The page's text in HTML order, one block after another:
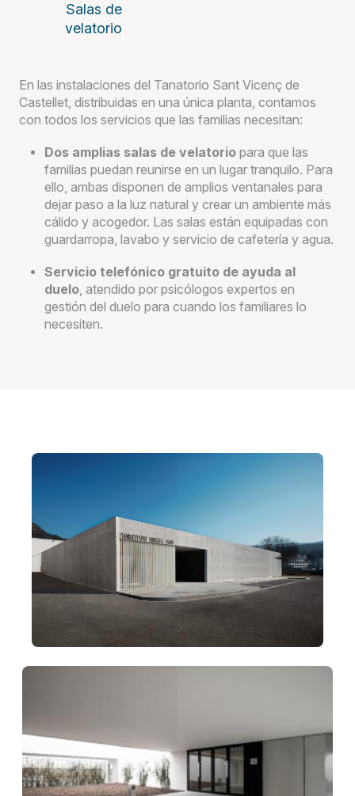
Salas de
velatorio
En las instalaciones del Tanatorio Sant Vicenç de
Castellet, distribuidas en una única planta, contamos
con todos los servicios que las familias necesitan:
Dos amplias salas de velatorio para que las
familias puedan reunirse en un lugar tranquilo. Para
ello, ambas disponen de amplios ventanales para
dejar paso a la luz natural y crear un ambiente más
cálido y acogedor. Las salas están equipadas con
guardarropa, lavabo y servicio de cafetería y agua.
Servicio telefónico gratuito de ayuda al
duelo, atendido por psicólogos expertos en
gestión del duelo para cuando los familiares lo
necesiten.